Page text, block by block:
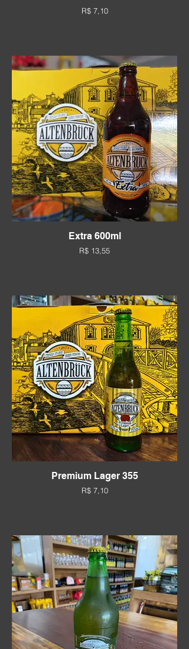
R$ 7,10
Extra 600ml
R$ 13,55
Premium Lager 355
R$ 7,10